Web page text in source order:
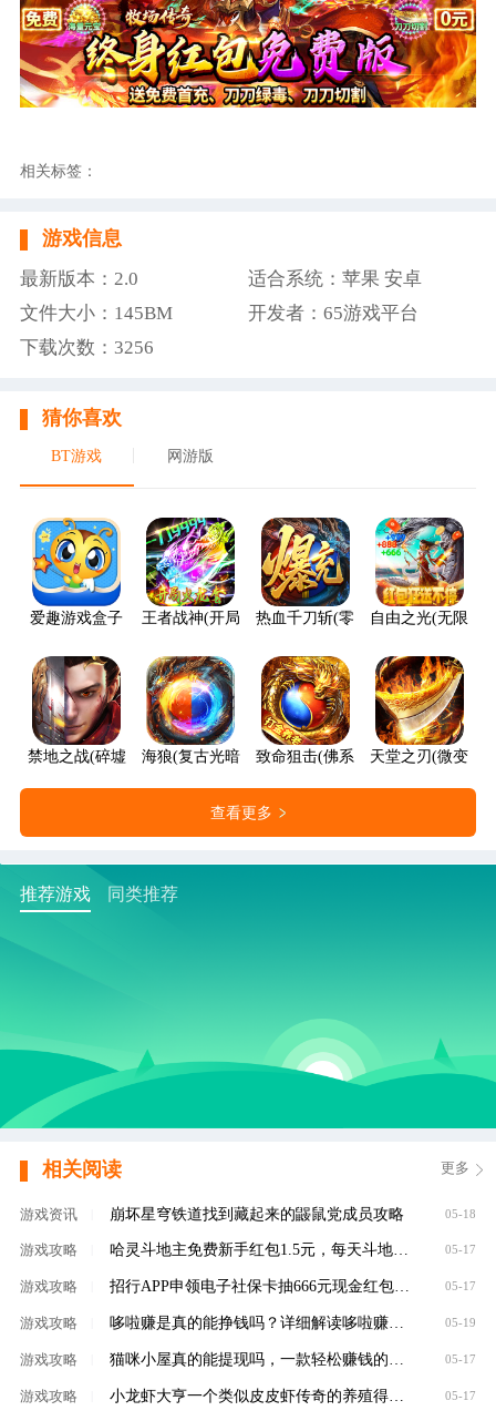
相关标签：
游戏信息
最新版本：2.0
适合系统：苹果 安卓
文件大小：145BM
开发者：65游戏平台
下载次数：3256
猜你喜欢
BT游戏 网游版
爱趣游戏盒子 王者战神(开局火龙套)热血千刀斩(零氪送赞爆充)
自由之光(无限红
禁地之战(碎墟诸天沉默)海狼(复古光暗福利版)致命狙击(佛系打金养老传奇)
天堂之刃(微变攻
查看更多
推荐游戏 同类推荐
相关阅读 更多
游戏资讯 崩坏星穹铁道找到藏起来的鼹鼠党成员攻略 05-18
游戏攻略 哈灵斗地主免费新手红包1.5元，每天斗地主领元 05-17
游戏攻略 招行APP申领电子社保卡抽666元现金红包，100%有礼 05-17
游戏攻略 哆啦赚是真的能挣钱吗？详细解读哆啦赚是不是 05-19
游戏攻略 猫咪小屋真的能提现吗，一款轻松赚钱的养成类 05-17
游戏攻略 小龙虾大亨一个类似皮皮虾传奇的养殖得分红虾 05-17